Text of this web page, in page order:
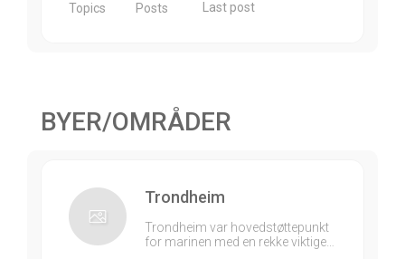
Topics Posts
Last post
BYER/OMRÅDER
Trondheim
Trondheim var hovedstøttepunkt
for marinen med en rekke viktige…